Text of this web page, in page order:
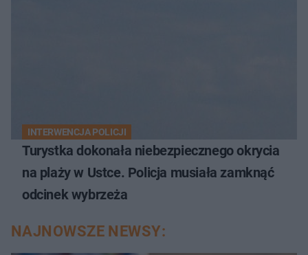
INTERWENCJA POLICJI
Turystka dokonała niebezpiecznego okrycia
na plaży w Ustce. Policja musiała zamknąć
odcinek wybrzeża
NAJNOWSZE NEWSY: